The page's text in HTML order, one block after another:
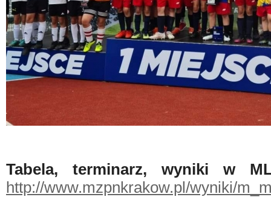
Tabela, terminarz, wyniki w
http://www.mzpnkrakow.pl/wyniki/